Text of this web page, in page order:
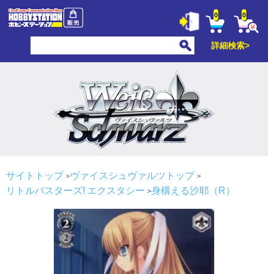
0 0
詳細検索>
サイトトップ
ヴァイスシュヴァルツトップ
リトルバスターズ! エクスタシー
身構える沙耶（R）